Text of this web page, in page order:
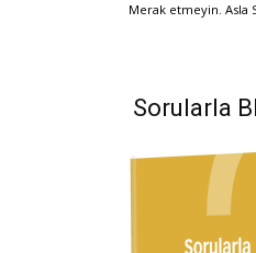
Merak etmeyin. Asla
Sorularla